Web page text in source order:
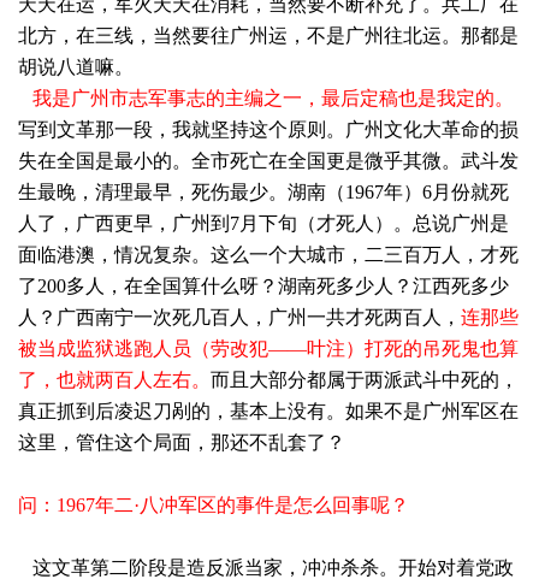
天天在运，军火天天在消耗，当然要不断补充了。兵工厂在
北方，在三线，当然要往广州运，不是广州往北运。那都是
胡说八道嘛。
我是广州市志军事志的主编之一，最后定稿也是我定的。
写到文革那一段，我就坚持这个原则。广州文化大革命的损
失在全国是最小的。全市死亡在全国更是微乎其微。武斗发
生最晚，清理最早，死伤最少。湖南（1967年）6月份就死
人了，广西更早，广州到7月下旬（才死人）。总说广州是
面临港澳，情况复杂。这么一个大城市，二三百万人，才死
了200多人，在全国算什么呀？湖南死多少人？江西死多少
人？广西南宁一次死几百人，广州一共才死两百人， 连那些
被当成监狱逃跑人员（劳改犯——叶注）打死的吊死鬼也算
了，也就两百人左右。 而且大部分都属于两派武斗中死的，
真正抓到后凌迟刀剐的，基本上没有。如果不是广州军区在
这里，管住这个局面，那还不乱套了？
问：1967年二·八冲军区的事件是怎么回事呢？
这文革第二阶段是造反派当家，冲冲杀杀。开始对着党政